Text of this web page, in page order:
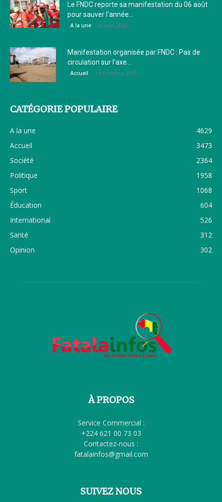
Le FNDC reporte sa manifestation du 06 août
pour sauver l’année...
A la une 4 août 2020
Manifestation organisée par FNDC : Pas de
circulation sur l’axe...
Accueil 14 octobre 2019
CATÉGORIE POPULAIRE
A la une
4629
Accueil
3473
Société
2364
Politique
1958
Sport
1068
Éducation
604
International
526
Santé
312
Opinion
302
À PROPOS
Service Commercial :
+224 621 00 73 03
Contactez-nous :
fatalainfos@gmail.com
SUIVEZ NOUS